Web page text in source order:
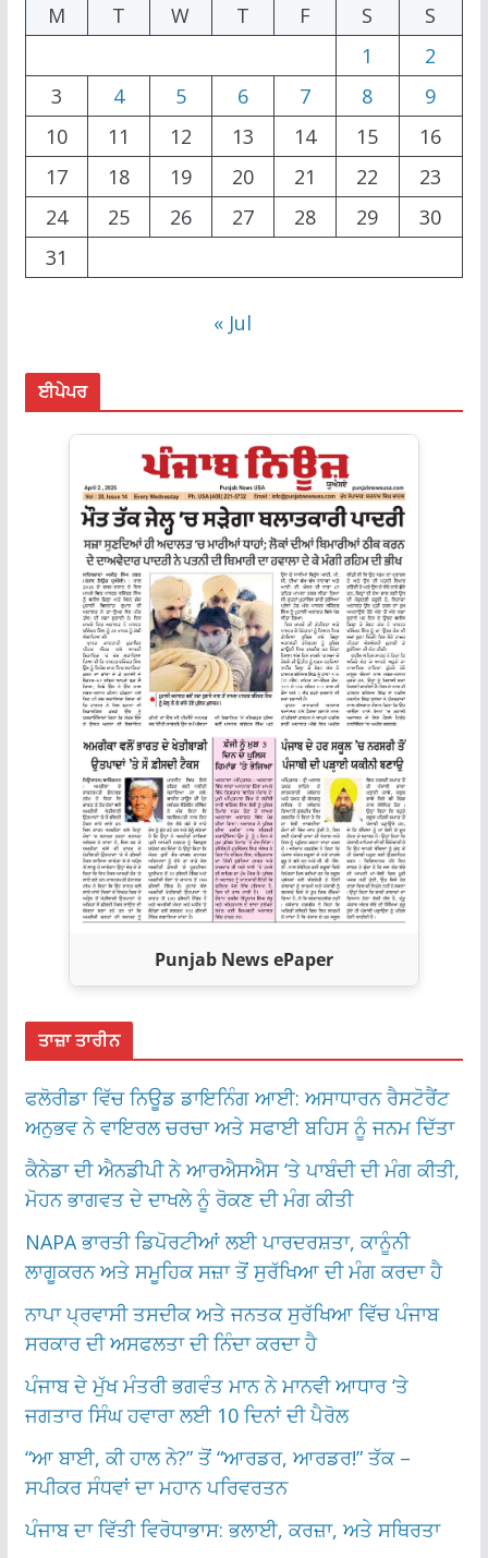
M
T W T F S
S
1
2
3
4 5 6 7 8
9
10
11 12 13 14 15
16
17
18 19 20 21 22
23
24
25 26 27 28 29
30
31
« Jul
ਈਪੇਪਰ
Punjab News ePaper
ਤਾਜ਼ਾ ਤਾਰੀਨ
ਫਲੋਰੀਡਾ ਵਿੱਚ ਨਿਊਡ ਡਾਇਨਿੰਗ ਆਈ: ਅਸਾਧਾਰਨ ਰੈਸਟੋਰੈਂਟ
ਅਨੁਭਵ ਨੇ ਵਾਇਰਲ ਚਰਚਾ ਅਤੇ ਸਫਾਈ ਬਹਿਸ ਨੂੰ ਜਨਮ ਦਿੱਤਾ
ਕੈਨੇਡਾ ਦੀ ਐਨਡੀਪੀ ਨੇ ਆਰਐਸਐਸ ‘ਤੇ ਪਾਬੰਦੀ ਦੀ ਮੰਗ ਕੀਤੀ,
ਮੋਹਨ ਭਾਗਵਤ ਦੇ ਦਾਖਲੇ ਨੂੰ ਰੋਕਣ ਦੀ ਮੰਗ ਕੀਤੀ
NAPA ਭਾਰਤੀ ਡਿਪੋਰਟੀਆਂ ਲਈ ਪਾਰਦਰਸ਼ਤਾ, ਕਾਨੂੰਨੀ
ਲਾਗੂਕਰਨ ਅਤੇ ਸਮੂਹਿਕ ਸਜ਼ਾ ਤੋਂ ਸੁਰੱਖਿਆ ਦੀ ਮੰਗ ਕਰਦਾ ਹੈ
ਨਾਪਾ ਪ੍ਰਵਾਸੀ ਤਸਦੀਕ ਅਤੇ ਜਨਤਕ ਸੁਰੱਖਿਆ ਵਿੱਚ ਪੰਜਾਬ
ਸਰਕਾਰ ਦੀ ਅਸਫਲਤਾ ਦੀ ਨਿੰਦਾ ਕਰਦਾ ਹੈ
ਪੰਜਾਬ ਦੇ ਮੁੱਖ ਮੰਤਰੀ ਭਗਵੰਤ ਮਾਨ ਨੇ ਮਾਨਵੀ ਆਧਾਰ ‘ਤੇ
ਜਗਤਾਰ ਸਿੰਘ ਹਵਾਰਾ ਲਈ 10 ਦਿਨਾਂ ਦੀ ਪੈਰੋਲ
“ਆ ਬਾਈ, ਕੀ ਹਾਲ ਨੇ?” ਤੋਂ “ਆਰਡਰ, ਆਰਡਰ!” ਤੱਕ –
ਸਪੀਕਰ ਸੰਧਵਾਂ ਦਾ ਮਹਾਨ ਪਰਿਵਰਤਨ
ਪੰਜਾਬ ਦਾ ਵਿੱਤੀ ਵਿਰੋਧਾਭਾਸ: ਭਲਾਈ, ਕਰਜ਼ਾ, ਅਤੇ ਸਥਿਰਤਾ